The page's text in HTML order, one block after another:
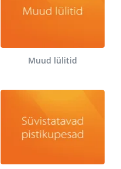
Muud lülitid